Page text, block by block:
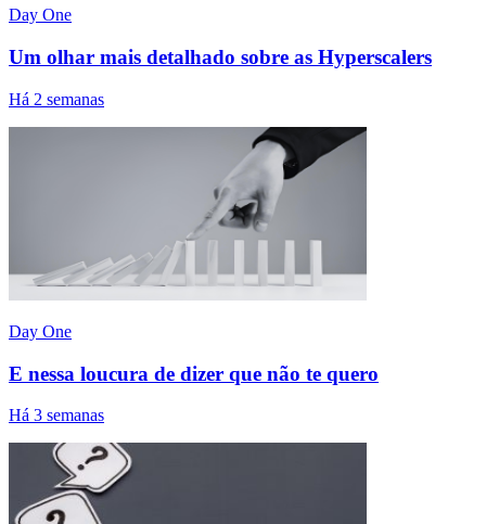
Day One
Um olhar mais detalhado sobre as Hyperscalers
Há 2 semanas
Day One
E nessa loucura de dizer que não te quero
Há 3 semanas